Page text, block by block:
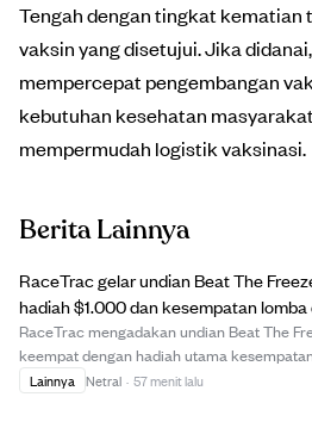
Tengah dengan tingkat kematian
vaksin yang disetujui. Jika
mempercepat pengembangan
kebutuhan kesehatan
mempermudah logistik vaksinasi.
Berita Lainnya
RaceTrac gelar undian Beat The
hadiah $1.000 dan kesempatan
The Freeze di pertandingan Braves.
RaceTrac mengadakan undian Beat The
keempat dengan hadiah utama
dengan maskot The Freeze di pertandingan
Lainnya Netral · 57 menit lalu